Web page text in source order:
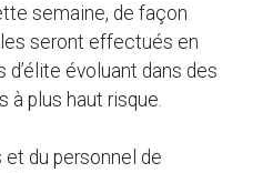
semaine, de façon
seront effectués en
évoluant dans des
plus haut risque.
du personnel de